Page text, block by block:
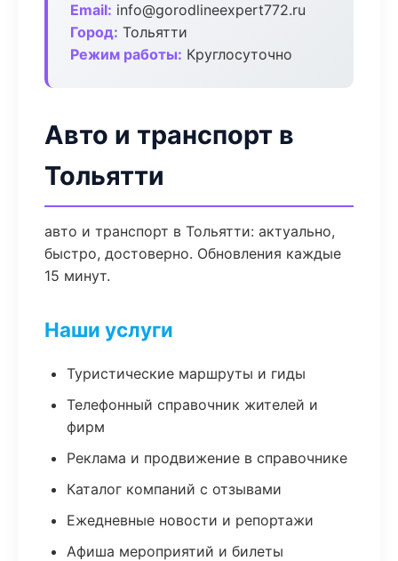
Email: info@gorodlineexpert772.ru
Город: Тольятти
Режим работы: Круглосуточно
Авто и транспорт в
Тольятти
авто и транспорт в Тольятти: актуально,
быстро, достоверно. Обновления каждые
15 минут.
Наши услуги
Туристические маршруты и гиды
Телефонный справочник жителей и
фирм
Реклама и продвижение в справочнике
Каталог компаний с отзывами
Ежедневные новости и репортажи
Афиша мероприятий и билеты